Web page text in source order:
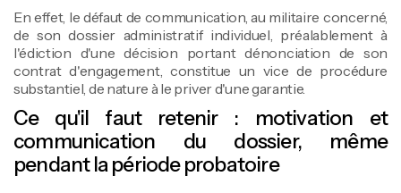
En effet, le défaut de communication, au militaire concerné,
de son dossier administratif individuel, préalablement à
l'édiction d'une décision portant dénonciation de son
contrat d'engagement, constitue un vice de procédure
substantiel, de nature à le priver d'une garantie.
Ce qu'il faut retenir : motivation et
communication du dossier, même
pendant la période probatoire